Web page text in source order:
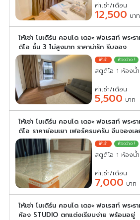
ค่าเช่า/เดือน
12,500 บาท
ให้เช่า โมเดิร์น คอนโด เดอะ ฟอเรสท์ พระ
ดิโอ ชั้น 3 ไม่สูงมาก ราคาน่ารัก รีบจอง
สตูดิโอ 1 ห้องน้
ค่าเช่า/เดือน
5,500 บาท
ให้เช่า โมเดิร์น คอนโด เดอะ ฟอเรสท์ พระ
ดิโอ ราคาย่อมเยา เฟอร์ครบครัน จีบจองเล
สตูดิโอ 1 ห้องน้
ค่าเช่า/เดือน
7,000 บาท
ให้เช่า โมเดิร์น คอนโด เดอะ ฟอเรสท์ พระ
ห้อง STUDIO ตกแต่งเรียบง่าย พร้อมอยู่